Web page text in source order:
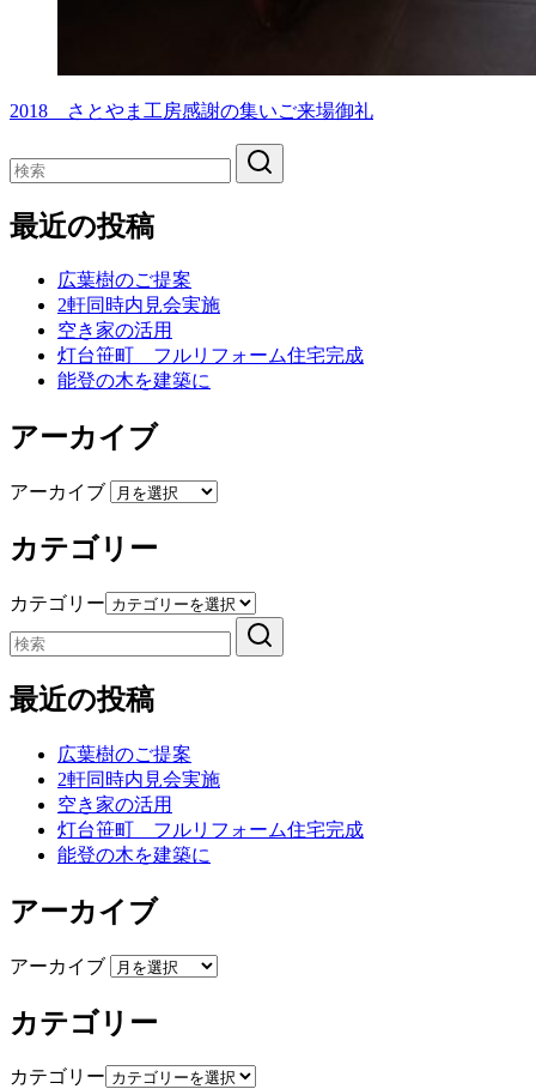
2018 さとやま工房感謝の集いご来場御礼
最近の投稿
広葉樹のご提案
2軒同時内見会実施
空き家の活用
灯台笹町 フルリフォーム住宅完成
能登の木を建築に
アーカイブ
アーカイブ
カテゴリー
カテゴリー
最近の投稿
広葉樹のご提案
2軒同時内見会実施
空き家の活用
灯台笹町 フルリフォーム住宅完成
能登の木を建築に
アーカイブ
アーカイブ
カテゴリー
カテゴリー